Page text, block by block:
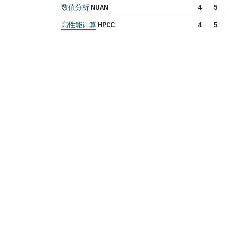
数值分析 NUAN 4 5
高性能计算 HPCC 4 5